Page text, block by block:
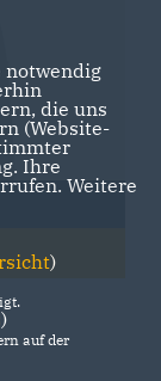
notwendig
die uns
(Website-
Ihre
Weitere
)
)
auf der